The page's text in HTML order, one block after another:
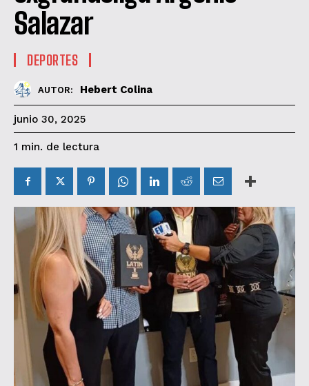
Salazar
DEPORTES
AUTOR: Hebert Colina
junio 30, 2025
1 min. de lectura